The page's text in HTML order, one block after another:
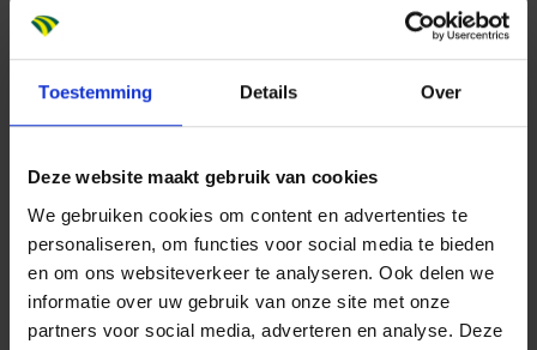
Toestemming Details Over
Deze website maakt gebruik van cookies
We gebruiken cookies om content en advertenties te
personaliseren, om functies voor social media te bieden
en om ons websiteverkeer te analyseren. Ook delen we
informatie over uw gebruik van onze site met onze
partners voor social media, adverteren en analyse. Deze
woningen zoveel mogelijk lokaal opgewekt en
functioneert de voormalige atoombunker als
waterberging en vijver. Op de daken van alle
woongebouwen komen zonnepalen die de gebouwen
Beeld: WAX Architectural
Visualizations